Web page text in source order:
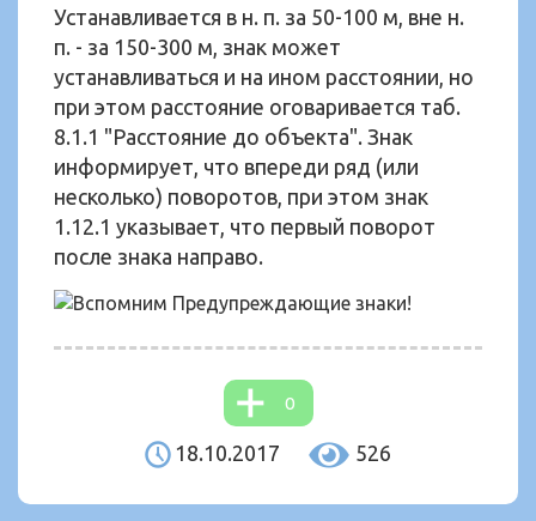
Устанавливается в н. п. за 50-100 м, вне н.
п. - за 150-300 м, знак может
устанавливаться и на ином расстоянии, но
при этом расстояние оговаривается таб.
8.1.1 "Расстояние до объекта". Знак
информирует, что впереди ряд (или
несколько) поворотов, при этом знак
1.12.1 указывает, что первый поворот
после знака направо.
0
18.10.2017 526